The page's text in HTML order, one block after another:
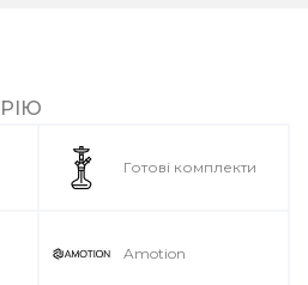
Готові комплекти
Amotion